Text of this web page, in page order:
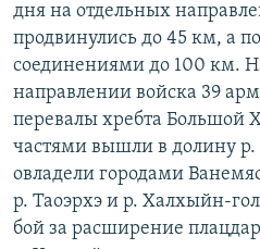
дня на отдельных
продвинулись до 45 км, а
соединениями до 100 км.
направлении войска 39
перевалы хребта Большой
частями вышли в долину р.
овладели городами
р. Таоэрхэ и р. Халхыйн-
бой за расширение